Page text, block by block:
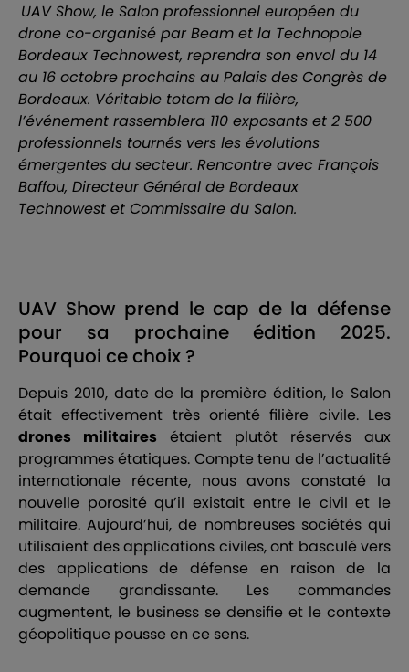
UAV Show, le Salon professionnel européen du
drone co-organisé par Beam et la Technopole
Bordeaux Technowest, reprendra son envol du 14
au 16 octobre prochains au Palais des Congrès de
Bordeaux. Véritable totem de la filière,
l’événement rassemblera 110 exposants et 2 500
professionnels tournés vers les évolutions
émergentes du secteur. Rencontre avec François
Baffou, Directeur Général de Bordeaux
Technowest et Commissaire du Salon.
UAV Show prend le cap de la défense
pour sa prochaine édition 2025.
Pourquoi ce choix ?
Depuis 2010, date de la première édition, le Salon
était effectivement très orienté filière civile. Les
drones militaires étaient plutôt réservés aux
programmes étatiques. Compte tenu de l’actualité
internationale récente, nous avons constaté la
nouvelle porosité qu’il existait entre le civil et le
militaire. Aujourd’hui, de nombreuses sociétés qui
utilisaient des applications civiles, ont basculé vers
des applications de défense en raison de la
demande grandissante. Les commandes
augmentent, le business se densifie et le contexte
géopolitique pousse en ce sens.